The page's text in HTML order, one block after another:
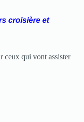
croisière et
ceux qui vont assister